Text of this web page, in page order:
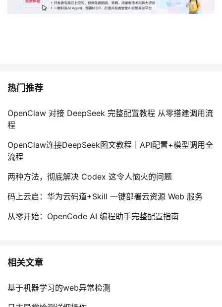
热门推荐
OpenClaw 对接 DeepSeek 完整配置教程 从零搭建调用流
程
OpenClaw连接DeepSeek图文教程｜API配置+模型调用全
流程
两种方法，彻底解决 Codex 这令人恼火的问题
码上云启：华为云码道+Skill 一键部署云资源 Web 服务
从零开始：OpenCode AI 编程助手完整配置指南
相关文章
基于机器学习的web异常检测